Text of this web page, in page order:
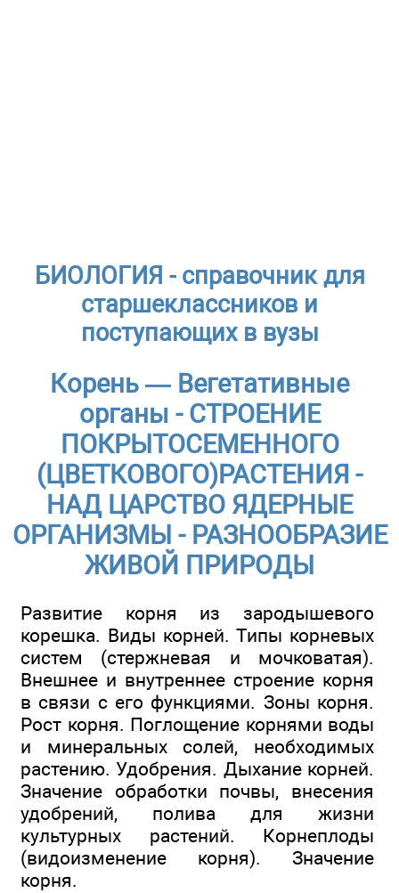
БИОЛОГИЯ - справочник для
старшеклассников и
поступающих в вузы
Корень — Вегетативные
органы - СТРОЕНИЕ
ПОКРЫТОСЕМЕННОГО
(ЦВЕТКОВОГО)РАСТЕНИЯ -
НАД ЦАРСТВО ЯДЕРНЫЕ
ОРГАНИЗМЫ - РАЗНООБРАЗИЕ
ЖИВОЙ ПРИРОДЫ
Развитие корня из зародышевого
корешка. Виды корней. Типы корневых
систем (стержневая и мочковатая).
Внешнее и внутреннее строение корня
в связи с его функциями. Зоны корня.
Рост корня. Поглощение корнями воды
и минеральных солей, необходимых
растению. Удобрения. Дыхание корней.
Значение обработки почвы, внесения
удобрений, полива для жизни
культурных растений. Корнеплоды
(видоизменение корня). Значение
корня.